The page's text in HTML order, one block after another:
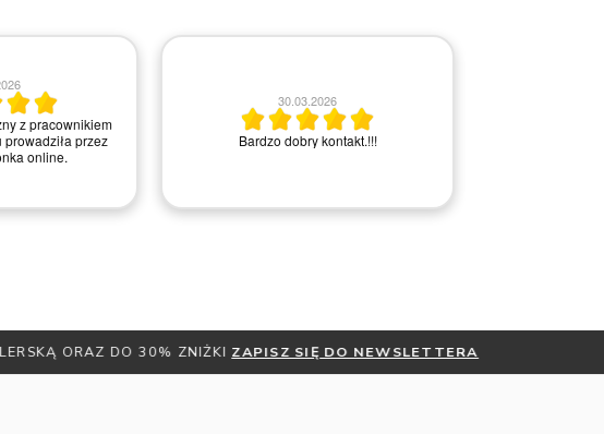
z pracownikiem
przez
online.
30.03.2026
Bardzo dobry kontakt.!!!
ZAPISZ SIĘ DO NEWSLETTERA